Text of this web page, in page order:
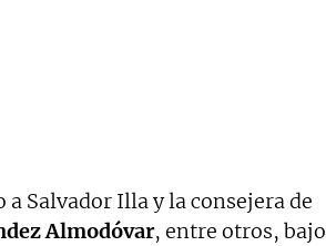
Salvador Illa y la consejera de
Almodóvar, entre otros, bajo